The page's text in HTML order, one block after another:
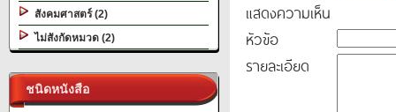
สังคมศาสตร์ (2)
ไม่สังกัดหมวด (2)
ชนิดหนังสือ
แสดงความเห็น
หัวข้อ
รายละเอียด